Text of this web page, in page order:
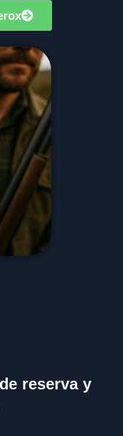
reserva y